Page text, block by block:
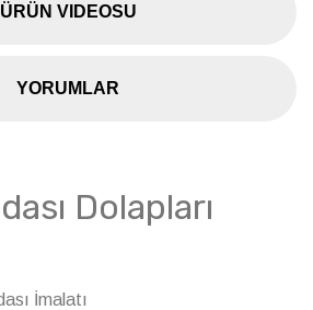
ÜRÜN VIDEOSU
YORUMLAR
Dolapları
İmalatı